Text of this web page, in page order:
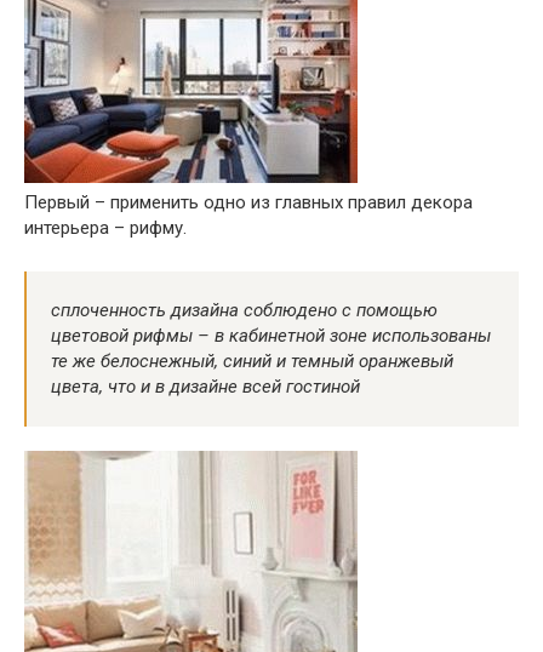
Первый – применить одно из главных правил декора
интерьера – рифму.
сплоченность дизайна соблюдено с помощью
цветовой рифмы – в кабинетной зоне использованы
те же белоснежный, синий и темный оранжевый
цвета, что и в дизайне всей гостиной